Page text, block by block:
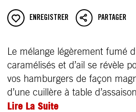
ENREGISTRER PARTAGER
Le mélange légèrement fumé
caramélisés et d’ail se révèle
vos hamburgers de façon
d’une cuillère à table
Lire La Suite